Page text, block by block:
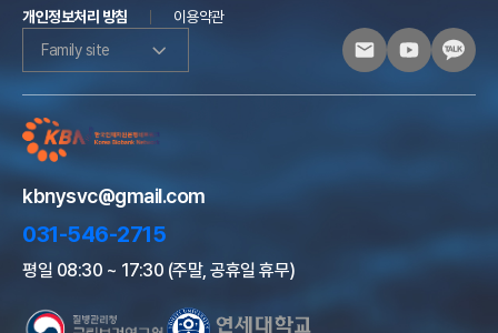
개인정보처리 방침
이용약관
Family site
kbnysvc@gmail.com
031-546-2715
평일 08:30 ~ 17:30 (주말, 공휴일 휴무)